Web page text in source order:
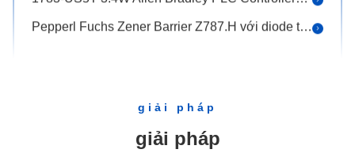
Pepperl Fuchs Zener Barrier Z787.H với diode trở lại
giải pháp
giải pháp